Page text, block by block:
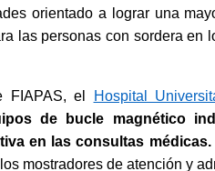
orientado a lograr una
las personas con sordera en
FIAPAS, el Hospital
de bucle magnético
en las consultas médicas.
mostradores de atención y